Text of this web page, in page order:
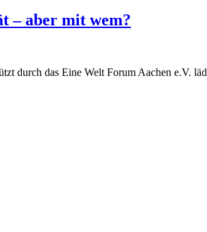
– aber mit wem?
das Eine Welt Forum Aachen e.V.